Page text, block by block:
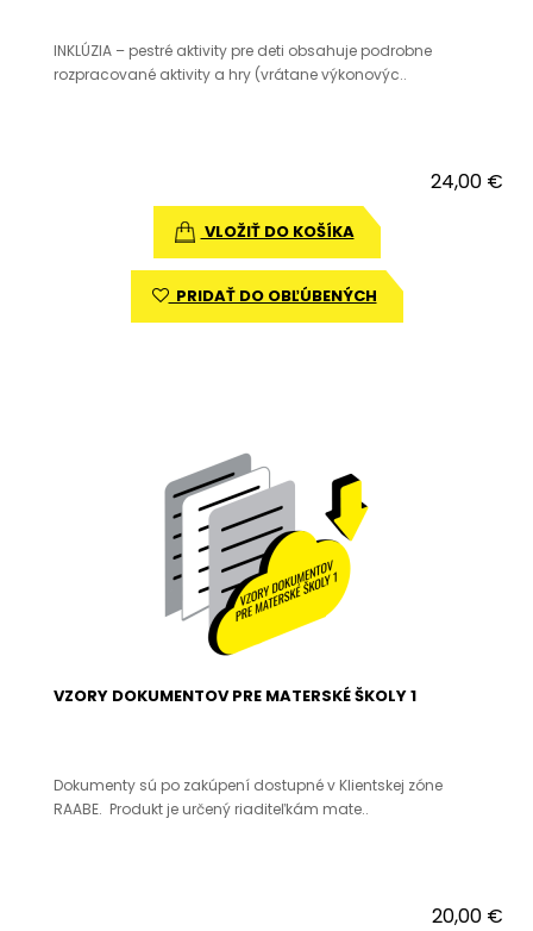
INKLÚZIA – pestré aktivity pre deti obsahuje podrobne
rozpracované aktivity a hry (vrátane výkonovýc..
24,00 €
VLOŽIŤ DO KOŠÍKA
PRIDAŤ DO OBĽÚBENÝCH
VZORY DOKUMENTOV PRE MATERSKÉ ŠKOLY 1
Dokumenty sú po zakúpení dostupné v Klientskej zóne
RAABE. Produkt je určený riaditeľkám mate..
20,00 €